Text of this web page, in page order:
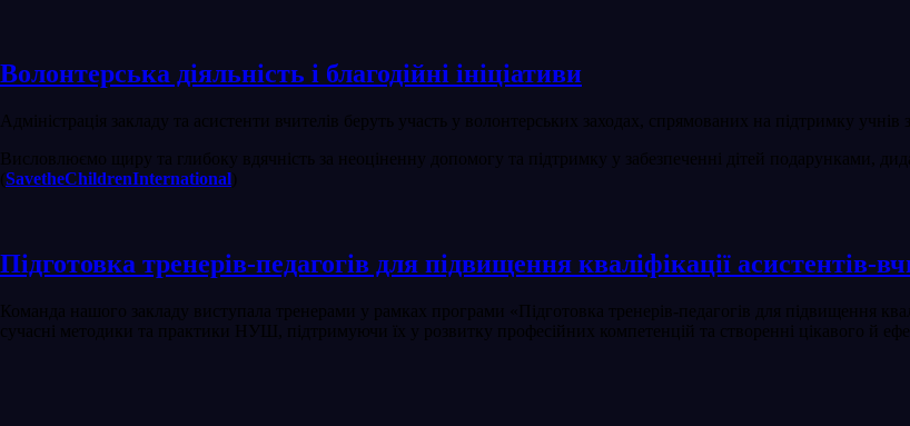
Волонтерська діяльність і благодійні ініціативи
Адміністрація закладу та асистенти вчителів беруть участь у волонтерських заходах, спрямованих на підтримку учнів
Висловлюємо щиру та глибоку вдячність за неоціненну допомогу та підтримку у забезпеченні дітей подарунками,
(SavetheChildrenInternational)
Підготовка тренерів-педагогів для підвищення кваліфікації асистентів-
Команда нашого закладу виступала тренерами у рамках програми «Підготовка тренерів-педагогів для підвищення
сучасні методики та практики НУШ, підтримуючи їх у розвитку професійних компетенцій та створенні цікавого й